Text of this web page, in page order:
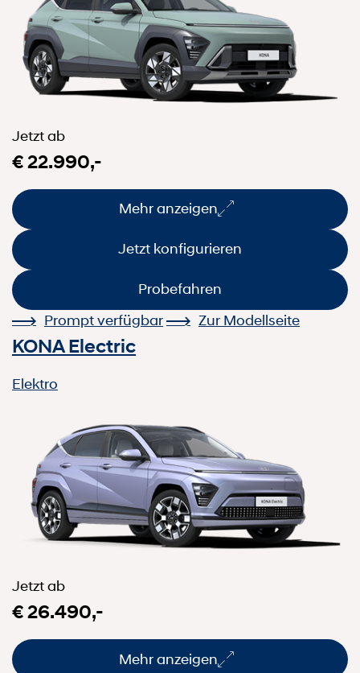
Jetzt ab
€ 22.990,-
Mehr anzeigen
Jetzt konfigurieren
Probefahren
Prompt verfügbar
Zur Modellseite
KONA Electric
Elektro
Jetzt ab
€ 26.490,-
Mehr anzeigen